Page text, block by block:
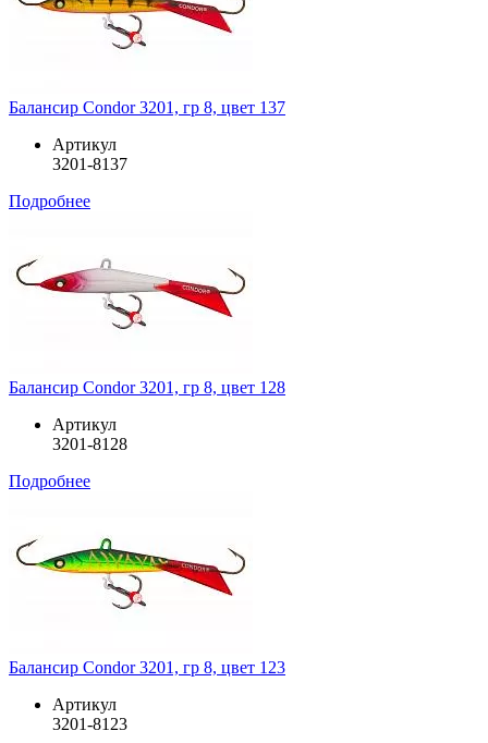
Балансир Condor 3201, гр 8, цвет 137
Артикул
3201-8137
Подробнее
Балансир Condor 3201, гр 8, цвет 128
Артикул
3201-8128
Подробнее
Балансир Condor 3201, гр 8, цвет 123
Артикул
3201-8123